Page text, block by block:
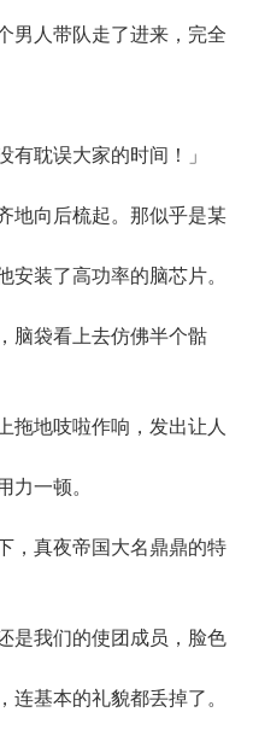
人带队走了进来，完全
耽误大家的时间！」
向后梳起。那似乎是某
安装了高功率的脑芯片。
脑袋看上去仿佛半个骷
地吱啦作响，发出让人
力一顿。
真夜帝国大名鼎鼎的特
我们的使团成员，脸色
连基本的礼貌都丢掉了。